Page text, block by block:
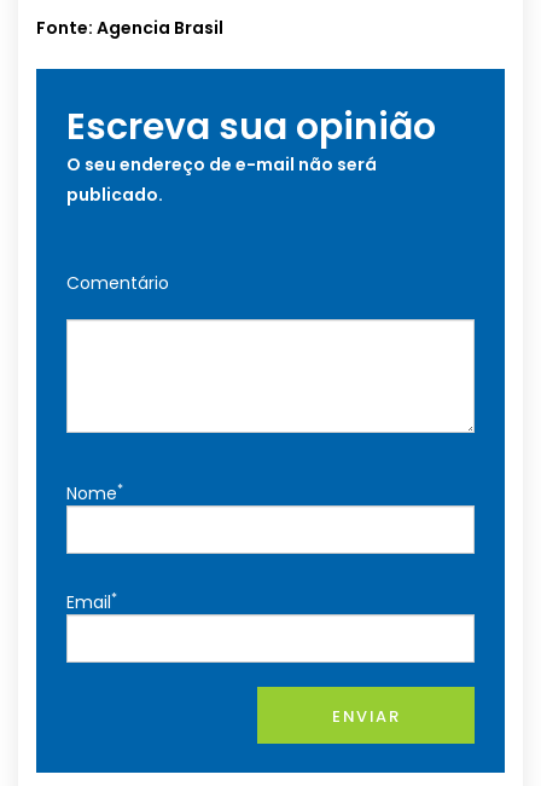
Fonte: Agencia Brasil
Escreva sua opinião
O seu endereço de e-mail não será
publicado.
Comentário
Nome*
Email*
ENVIAR